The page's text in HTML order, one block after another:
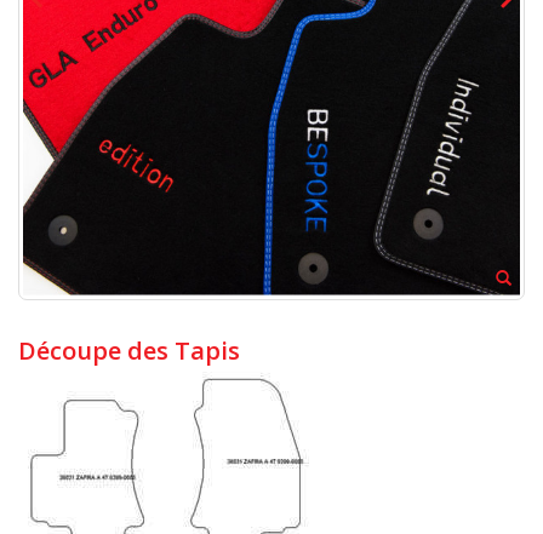
Découpe des Tapis